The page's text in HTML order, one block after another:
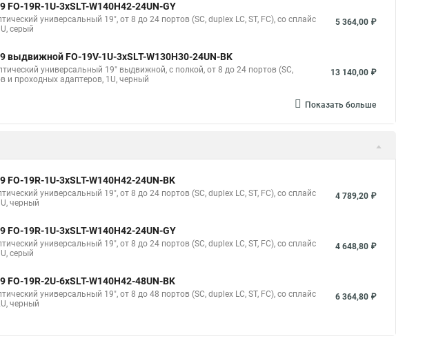
19R-1U-3xSLT-W140H42-24UN-GY
универсальный 19", от 8 до 24 портов (SC, duplex LC, ST, FC), со сплайс
серый
5 364,00 ₽
выдвижной FO-19V-1U-3xSLT-W130H30-24UN-BK
универсальный 19" выдвижной, с полкой, от 8 до 24 портов (SC,
и проходных адаптеров, 1U, черный
13 140,00 ₽
Показать больше
19R-1U-3xSLT-W140H42-24UN-BK
универсальный 19", от 8 до 24 портов (SC, duplex LC, ST, FC), со сплайс
черный
4 789,20 ₽
19R-1U-3xSLT-W140H42-24UN-GY
универсальный 19", от 8 до 24 портов (SC, duplex LC, ST, FC), со сплайс
серый
4 648,80 ₽
19R-2U-6xSLT-W140H42-48UN-BK
универсальный 19", от 8 до 48 портов (SC, duplex LC, ST, FC), со сплайс
черный
6 364,80 ₽